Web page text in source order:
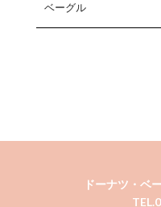
ベーグル
ドーナツ・ベ